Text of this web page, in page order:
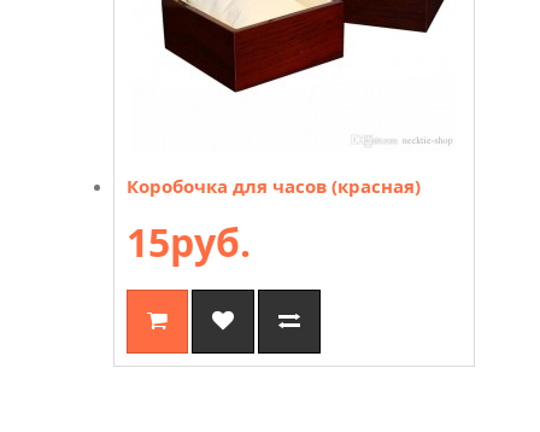
Коробочка для часов (красная)
15руб.